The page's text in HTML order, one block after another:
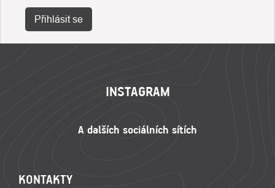
Přihlásit se
INSTAGRAM
KONTAKTY